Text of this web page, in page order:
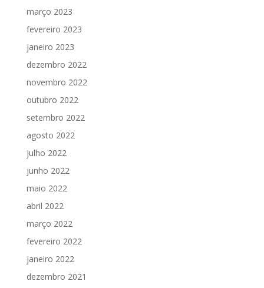
março 2023
fevereiro 2023
janeiro 2023
dezembro 2022
novembro 2022
outubro 2022
setembro 2022
agosto 2022
julho 2022
junho 2022
maio 2022
abril 2022
março 2022
fevereiro 2022
janeiro 2022
dezembro 2021